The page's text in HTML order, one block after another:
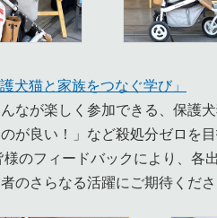
犬猫と家族をつなぐ学び」
なが楽しく参加できる、保護
が良い！」など殺処分ゼロを
のフィードバックにより、
のさらなる活躍にご期待くださ